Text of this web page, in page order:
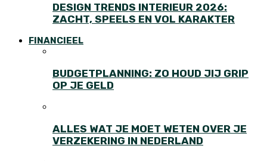
DESIGN TRENDS INTERIEUR 2026:
ZACHT, SPEELS EN VOL KARAKTER
FINANCIEEL
BUDGETPLANNING: ZO HOUD JIJ GRIP
OP JE GELD
ALLES WAT JE MOET WETEN OVER JE
VERZEKERING IN NEDERLAND